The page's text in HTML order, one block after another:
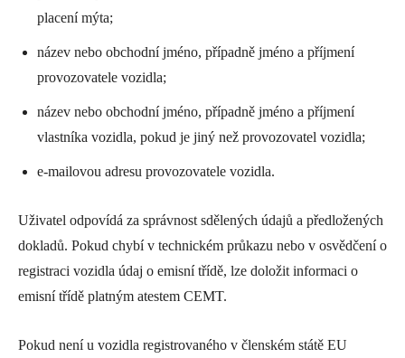
placení mýta;
název nebo obchodní jméno, případně jméno a příjmení
provozovatele vozidla;
název nebo obchodní jméno, případně jméno a příjmení
vlastníka vozidla, pokud je jiný než provozovatel vozidla;
e-mailovou adresu provozovatele vozidla.
Uživatel odpovídá za správnost sdělených údajů a předložených
dokladů. Pokud chybí v technickém průkazu nebo v osvědčení o
registraci vozidla údaj o emisní třídě, lze doložit informaci o
emisní třídě platným atestem CEMT.
Pokud není u vozidla registrovaného v členském státě EU